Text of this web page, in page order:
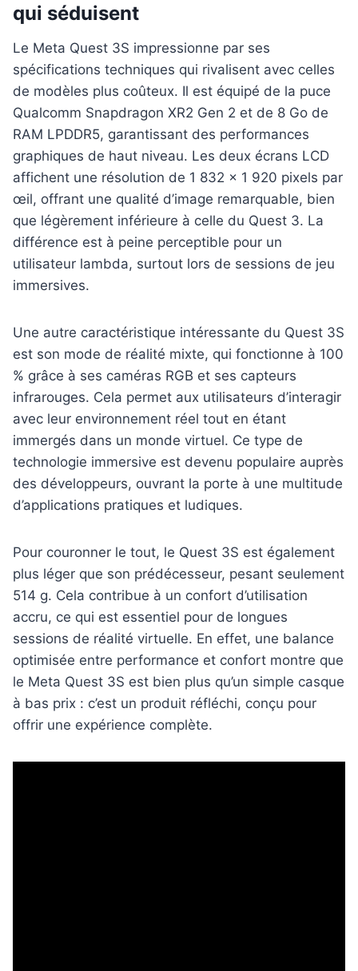
qui séduisent
Le Meta Quest 3S impressionne par ses
spécifications techniques qui rivalisent avec celles
de modèles plus coûteux. Il est équipé de la puce
Qualcomm Snapdragon XR2 Gen 2 et de 8 Go de
RAM LPDDR5, garantissant des performances
graphiques de haut niveau. Les deux écrans LCD
affichent une résolution de 1 832 x 1 920 pixels par
œil, offrant une qualité d’image remarquable, bien
que légèrement inférieure à celle du Quest 3. La
différence est à peine perceptible pour un
utilisateur lambda, surtout lors de sessions de jeu
immersives.
Une autre caractéristique intéressante du Quest 3S
est son mode de réalité mixte, qui fonctionne à 100
% grâce à ses caméras RGB et ses capteurs
infrarouges. Cela permet aux utilisateurs d’interagir
avec leur environnement réel tout en étant
immergés dans un monde virtuel. Ce type de
technologie immersive est devenu populaire auprès
des développeurs, ouvrant la porte à une multitude
d’applications pratiques et ludiques.
Pour couronner le tout, le Quest 3S est également
plus léger que son prédécesseur, pesant seulement
514 g. Cela contribue à un confort d’utilisation
accru, ce qui est essentiel pour de longues
sessions de réalité virtuelle. En effet, une balance
optimisée entre performance et confort montre que
le Meta Quest 3S est bien plus qu’un simple casque
à bas prix : c’est un produit réfléchi, conçu pour
offrir une expérience complète.